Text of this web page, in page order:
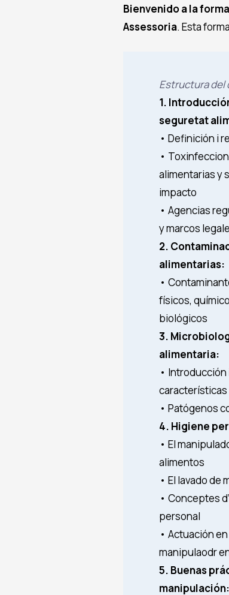
Bienvenido a la
Assessoria. Esta
Estructura del
1.
seguretat
• Definición i
•
alimentarias y
impacto
• Agencias
y marcos
2.
alimentarias:
•
físicos,
biológicos
3.
alimentaria:
• Introducción
características
• Patógenos
4. Higiene
• El
alimentos
• El lavado de
• Conceptes
personal
• Actuación
manipulaodr
5. Buenas
manipulación: